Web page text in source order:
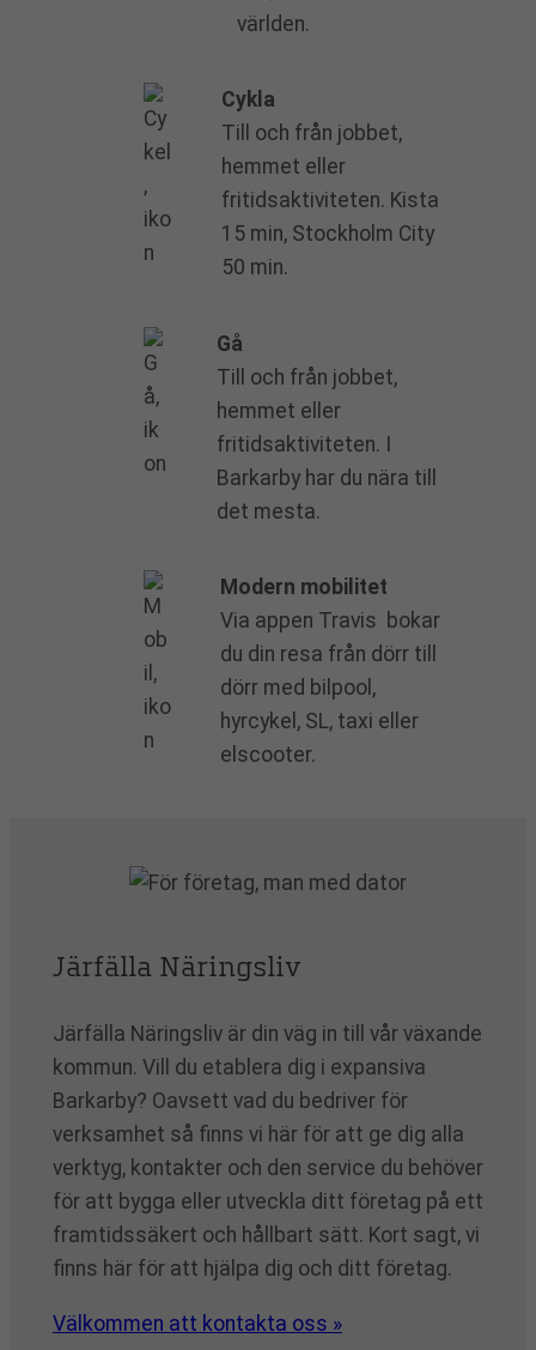
världen.
Cykla
Till och från jobbet,
hemmet eller
fritidsaktiviteten. Kista
15 min, Stockholm City
50 min.
Gå
Till och från jobbet,
hemmet eller
fritidsaktiviteten. I
Barkarby har du nära till
det mesta.
Modern mobilitet
Via appen Travis bokar
du din resa från dörr till
dörr med bilpool,
hyrcykel, SL, taxi eller
elscooter.
Järfälla Näringsliv
Järfälla Näringsliv är din väg in till vår växande
kommun. Vill du etablera dig i expansiva
Barkarby? Oavsett vad du bedriver för
verksamhet så finns vi här för att ge dig alla
verktyg, kontakter och den service du behöver
för att bygga eller utveckla ditt företag på ett
framtidssäkert och hållbart sätt. Kort sagt, vi
finns här för att hjälpa dig och ditt företag.
Välkommen att kontakta oss »